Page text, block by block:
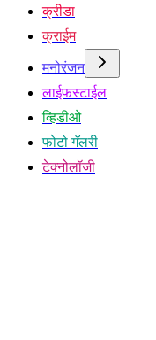
क्रीडा
क्राईम
मनोरंजन
लाईफस्टाईल
व्हिडीओ
फोटो गॅलरी
टेक्नोलॉजी